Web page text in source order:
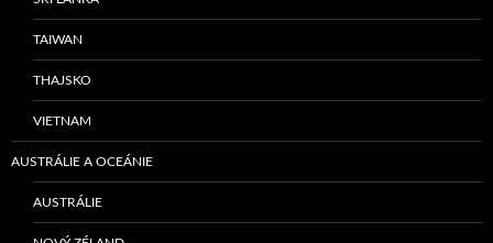
TAIWAN
THAJSKO
VIETNAM
AUSTRÁLIE A OCEÁNIE
AUSTRÁLIE